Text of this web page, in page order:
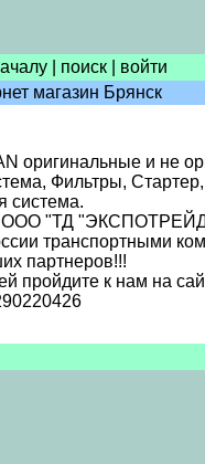
поиск войти
магазин Брянск
оригинальные и не
Фильтры,
система.
ООО "ТД
транспортными
партнеров!!!
пройдите к нам на